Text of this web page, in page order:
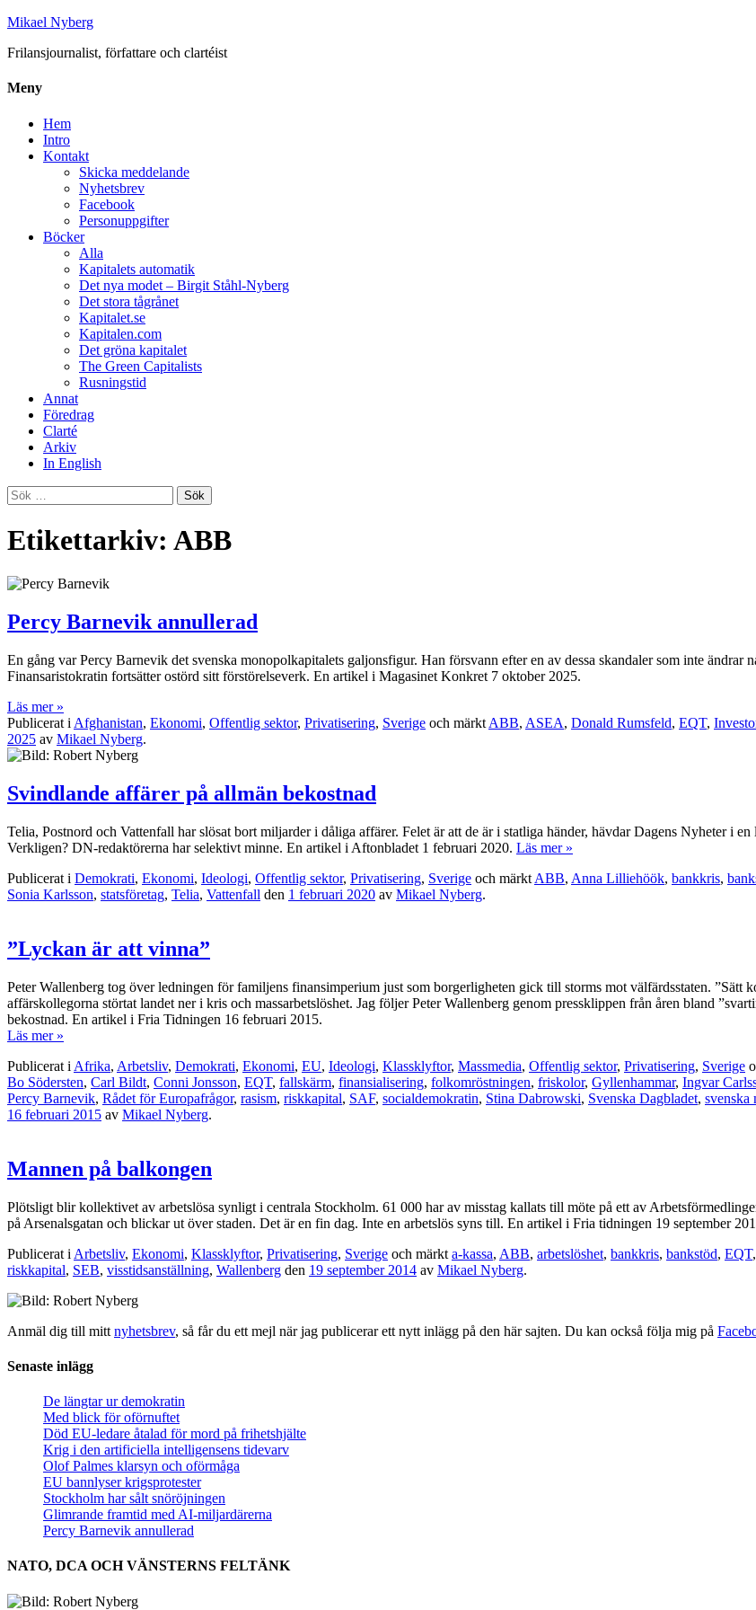
Mikael Nyberg
Frilansjournalist, författare och clartéist
Meny
Hem
Intro
Kontakt
Skicka meddelande
Nyhetsbrev
Facebook
Personuppgifter
Böcker
Alla
Kapitalets automatik
Det nya modet – Birgit Ståhl-Nyberg
Det stora tågrånet
Kapitalet.se
Kapitalen.com
Det gröna kapitalet
The Green Capitalists
Rusningstid
Annat
Föredrag
Clarté
Arkiv
In English
Sök
efter:
Etikettarkiv: ABB
Percy Barnevik annullerad
En gång var Percy Barnevik det svenska monopolkapitalets galjonsfigur. Han försvann efter en av dessa skandaler som inte
Finansaristokratin fortsätter ostörd sitt förstörelseverk. En artikel i Magasinet Konkret 7 oktober 2025.
Läs mer »
Publicerat i Afghanistan, Ekonomi, Offentlig sektor, Privatisering, Sverige och märkt ABB, ASEA, Donald Rumsfeld, EQT,
2025 av Mikael Nyberg.
Svindlande affärer på allmän bekostnad
Telia, Postnord och Vattenfall har slösat bort miljarder i dåliga affärer. Felet är att de är i statliga händer, hävdar Dagens Nyheter i
Verkligen? DN-redaktörerna har selektivt minne. En artikel i Aftonbladet 1 februari 2020. Läs mer »
Publicerat i Demokrati, Ekonomi, Ideologi, Offentlig sektor, Privatisering, Sverige och märkt ABB, Anna Lilliehöök, bankkris,
Sonia Karlsson, statsföretag, Telia, Vattenfall den 1 februari 2020 av Mikael Nyberg.
”Lyckan är att vinna”
Peter Wallenberg tog över ledningen för familjens finansimperium just som borgerligheten gick till storms mot välfärdsstaten. ”Sätt
affärskollegorna störtat landet ner i kris och massarbetslöshet. Jag följer Peter Wallenberg genom pressklippen från åren bland
bekostnad. En artikel i Fria Tidningen 16 februari 2015.
Läs mer »
Publicerat i Afrika, Arbetsliv, Demokrati, Ekonomi, EU, Ideologi, Klassklyftor, Massmedia, Offentlig sektor, Privatisering, Sverige
Bo Södersten, Carl Bildt, Conni Jonsson, EQT, fallskärm, finansialisering, folkomröstningen, friskolor, Gyllenhammar, Ingvar
Percy Barnevik, Rådet för Europafrågor, rasism, riskkapital, SAF, socialdemokratin, Stina Dabrowski, Svenska Dagbladet, svenska
16 februari 2015 av Mikael Nyberg.
Mannen på balkongen
Plötsligt blir kollektivet av arbetslösa synligt i centrala Stockholm. 61 000 har av misstag kallats till möte på ett av
på Arsenalsgatan och blickar ut över staden. Det är en fin dag. Inte en arbetslös syns till. En artikel i Fria tidningen 19 september
Publicerat i Arbetsliv, Ekonomi, Klassklyftor, Privatisering, Sverige och märkt a-kassa, ABB, arbetslöshet, bankkris, bankstöd, EQT,
riskkapital, SEB, visstidsanställning, Wallenberg den 19 september 2014 av Mikael Nyberg.
Anmäl dig till mitt nyhetsbrev, så får du ett mejl när jag publicerar ett nytt inlägg på den här sajten. Du kan också följa mig på
Senaste inlägg
De längtar ur demokratin
Med blick för oförnuftet
Död EU-ledare åtalad för mord på frihetshjälte
Krig i den artificiella intelligensens tidevarv
Olof Palmes klarsyn och oförmåga
EU bannlyser krigsprotester
Stockholm har sålt snöröjningen
Glimrande framtid med AI-miljardärerna
Percy Barnevik annullerad
NATO, DCA OCH VÄNSTERNS FELTÄNK